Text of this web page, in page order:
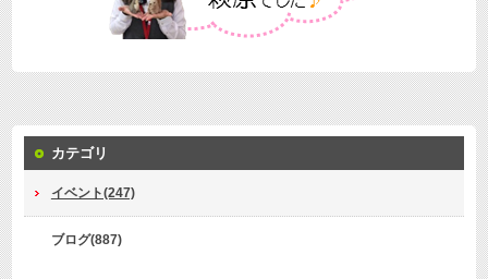
カテゴリ
イベント(247)
ブログ(887)